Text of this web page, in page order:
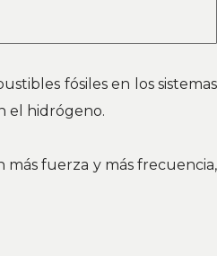
fósiles en los sistemas
el hidrógeno.
más fuerza y más frecuencia,